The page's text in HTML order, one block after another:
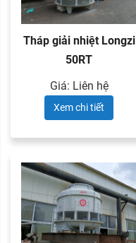
Tháp giải nhiệt Longzi
50RT
Giá: Liên hệ
Xem chi tiết